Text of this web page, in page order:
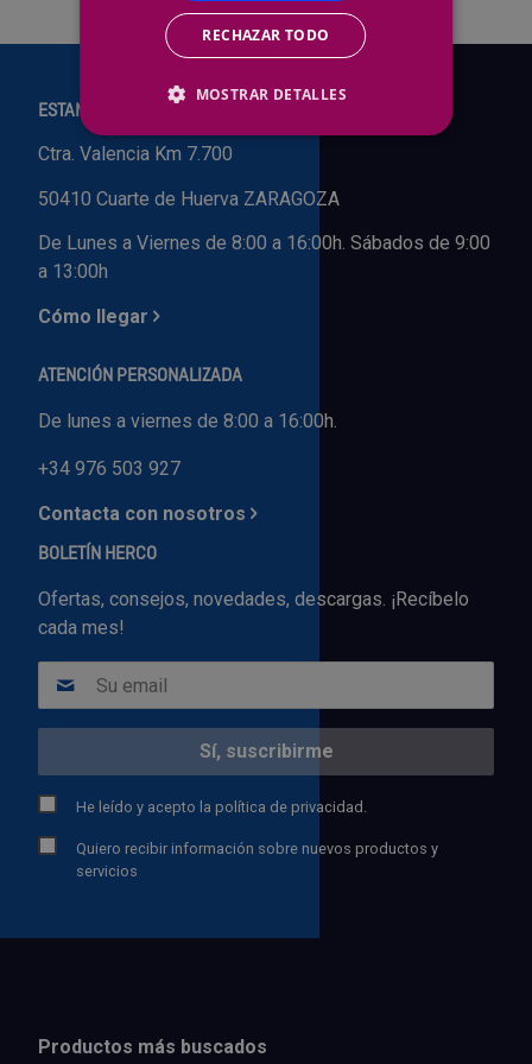
ESTAMOS EN:
Ctra. Valencia Km 7.700
50410 Cuarte de Huerva ZARAGOZA
De Lunes a Viernes de 8:00 a 16:00h. Sábados de 9:00
a 13:00h
Cómo llegar
ATENCIÓN PERSONALIZADA
De lunes a viernes de 8:00 a 16:00h.
+34 976 503 927
Contacta con nosotros
BOLETÍN HERCO
Ofertas, consejos, novedades, descargas. ¡Recíbelo
cada mes!
He leído y acepto la política de privacidad.
Quiero recibir información sobre nuevos productos y
servicios
Productos más buscados
Outlet Técnica de fluidos
Outlet Tornilleria
Outlet Ventilación y calefacción
Outlet Vestuario Laboral y Seguridad
RECHAZAR TODO
MOSTRAR DETALLES